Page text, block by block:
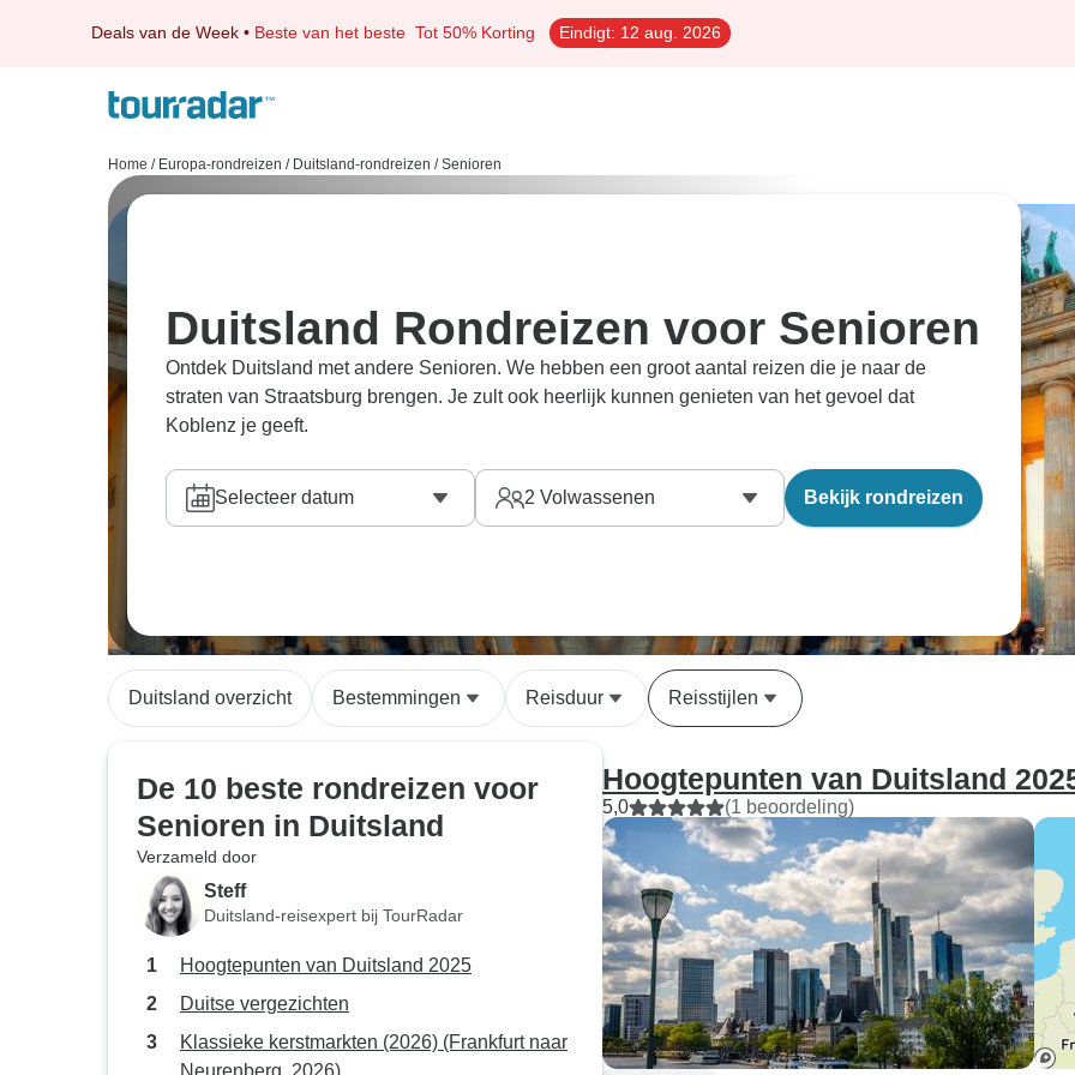
Deals van de Week • Beste van het beste Tot 50% Korting Eindigt: 12 aug. 2026
Home / Europa-rondreizen / Duitsland-rondreizen / Senioren
Duitsland Rondreizen voor Senioren
Ontdek Duitsland met andere Senioren. We hebben een groot aantal reizen die je naar de
straten van Straatsburg brengen. Je zult ook heerlijk kunnen genieten van het gevoel dat
Koblenz je geeft.
Selecteer datum 2 Volwassenen Bekijk rondreizen
Duitsland overzicht Bestemmingen Reisduur Reisstijlen
De 10 beste rondreizen voor
Senioren in Duitsland
Verzameld door
Steff
Duitsland-reisexpert bij TourRadar
Hoogtepunten van Duitsland 2025
Duitse vergezichten
Klassieke kerstmarkten (2026) (Frankfurt naar
Neurenberg, 2026)
Hoogtepunten van Duitsland
5,0 (1 beoordeling)